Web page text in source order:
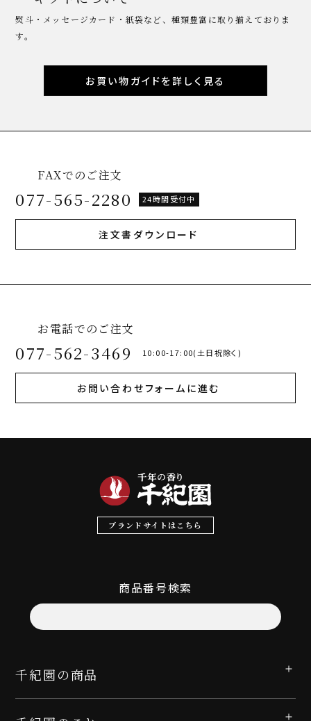
熨斗・メッセージカード・紙袋など、種類豊富に取り揃えておりま
す。
お買い物ガイドを詳しく見る
FAXでのご注文
077-565-2280 24時間受付中
注文書ダウンロード
お電話でのご注文
077-562-3469 10:00-17:00(土日祝除く)
お問い合わせフォームに進む
ブランドサイトはこちら
商品番号検索
千紀園の商品